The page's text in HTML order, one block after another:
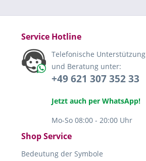
Service Hotline
Telefonische Unterstützung
und Beratung unter:
+49 621 307 352 33
Jetzt auch per WhatsApp!
Mo-So 08:00 - 20:00 Uhr
Shop Service
Bedeutung der Symbole